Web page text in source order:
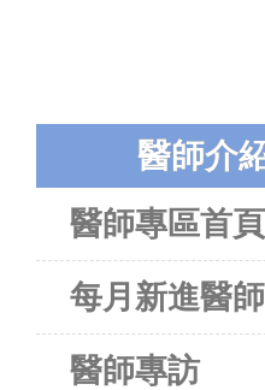
醫師介
醫師專區首頁
每月新進醫師
醫師專訪